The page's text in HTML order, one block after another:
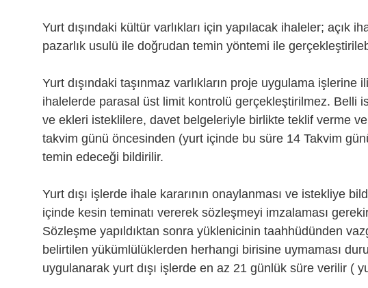
Yurt dışındaki kültür varlıkları için yapılacak ihaleler; açık
pazarlık usulü ile doğrudan temin yöntemi ile
Yurt dışındaki taşınmaz varlıkların proje uygulama
ihalelerde parasal üst limit kontrolü gerçekleştirilmez. Belli
ve ekleri isteklilere, davet belgeleriyle birlikte teklif verme
takvim günü öncesinden (yurt içinde bu süre 14 Takvim
temin edeceği bildirilir.
Yurt dışı işlerde ihale kararının onaylanması ve istekliye
içinde kesin teminatı vererek sözleşmeyi imzalaması
Sözleşme yapıldıktan sonra yüklenicinin taahhüdünden
belirtilen yükümlülüklerden herhangi birisine uymaması
uygulanarak yurt dışı işlerde en az 21 günlük süre verilir (